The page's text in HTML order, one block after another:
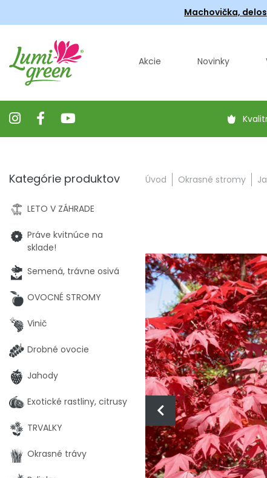
Machovička,
Akcie Novinky
Úvod Okrasné stromy
Kategórie produktov
LETO V ZÁHRADE
Práve kvitnúce na
sklade!
Semená, trávne osivá
OVOCNÉ STROMY
Vinič
Drobné ovocie
Jahody
Exotické rastliny, citrusy
TRVALKY
Okrasné trávy